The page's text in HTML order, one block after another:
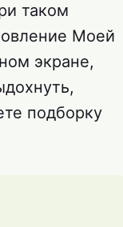
таком
Моей
экране,
подборку